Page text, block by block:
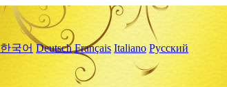
한국어 Deutsch Français Italiano Русский